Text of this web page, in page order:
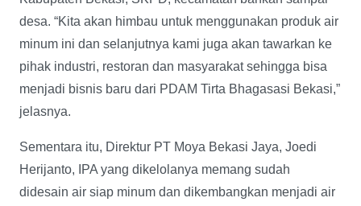
desa. “Kita akan himbau untuk menggunakan produk air
minum ini dan selanjutnya kami juga akan tawarkan ke
pihak industri, restoran dan masyarakat sehingga bisa
menjadi bisnis baru dari PDAM Tirta Bhagasasi Bekasi,”
jelasnya.
Sementara itu, Direktur PT Moya Bekasi Jaya, Joedi
Herijanto, IPA yang dikelolanya memang sudah
didesain air siap minum dan dikembangkan menjadi air